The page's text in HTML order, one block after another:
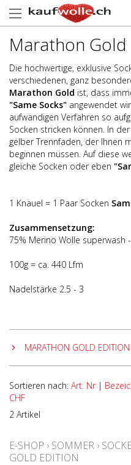
Marathon Gold
Die hochwertige, exklusive
verschiedenen, ganz
Marathon Gold ist, dass
"Same Socks" angewendet
aufwändigen Verfahren so
Socken stricken können. In
gelber Trennfaden, der Ihnen
beginnen müssen. Auf diese
gleiche Socken oder eben
1 Knäuel = 1 Paar Socken
Zusammensetzung:
75% Merino Wolle superwash
100g = ca. 440 Lfm
Nadelstärke 2.5 - 3
MARATHON GOLD EDITION
Sortieren nach: Art. Nr|
CHF
2 Artikel
E-SHOP › SOMMER ›
GOLD EDITION